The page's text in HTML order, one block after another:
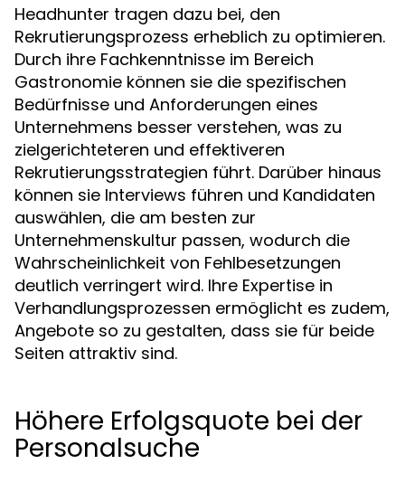
Headhunter tragen dazu bei, den
Rekrutierungsprozess erheblich zu optimieren.
Durch ihre Fachkenntnisse im Bereich
Gastronomie können sie die spezifischen
Bedürfnisse und Anforderungen eines
Unternehmens besser verstehen, was zu
zielgerichteteren und effektiveren
Rekrutierungsstrategien führt. Darüber hinaus
können sie Interviews führen und Kandidaten
auswählen, die am besten zur
Unternehmenskultur passen, wodurch die
Wahrscheinlichkeit von Fehlbesetzungen
deutlich verringert wird. Ihre Expertise in
Verhandlungsprozessen ermöglicht es zudem,
Angebote so zu gestalten, dass sie für beide
Seiten attraktiv sind.
Höhere Erfolgsquote bei der
Personalsuche